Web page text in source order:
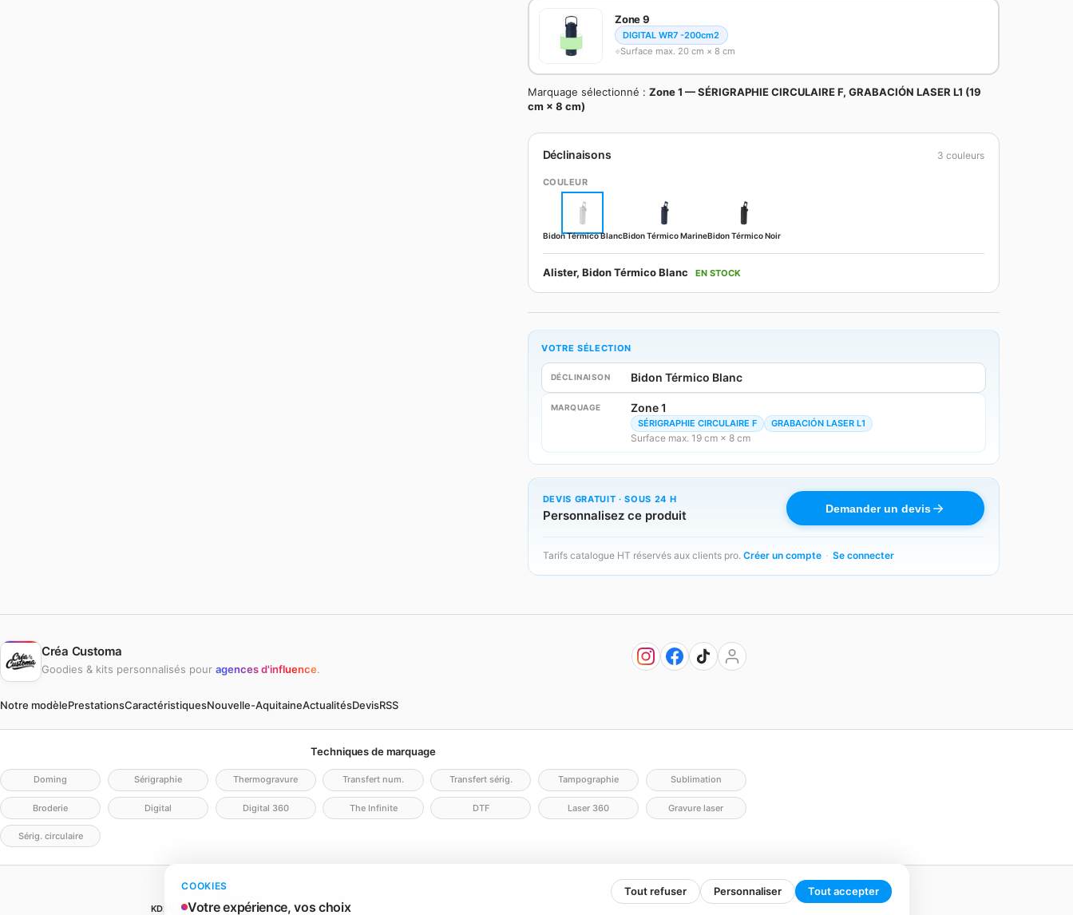
COOKIES
Votre expérience, vos choix
Tout refuser Personnaliser Tout accepter
Zone 9
DIGITAL WR7 -200cm2
Surface max. 20 cm × 8 cm
Marquage sélectionné :Zone 1 — SÉRIGRAPHIE CIRCULAIRE F, GRABACIÓN LASER L1 (19
cm × 8 cm)
Déclinaisons 3 couleurs
COULEUR
Bidon Térmico BlancBidon Térmico MarineBidon Térmico Noir
Alister, Bidon Térmico Blanc EN STOCK
VOTRE SÉLECTION
DÉCLINAISON Bidon Térmico Blanc
MARQUAGE Zone 1
SÉRIGRAPHIE CIRCULAIRE F GRABACIÓN LASER L1
Surface max. 19 cm × 8 cm
DEVIS GRATUIT · SOUS 24 H
Personnalisez ce produit Demander un devis
Tarifs catalogue HT réservés aux clients pro. Créer un compte · Se connecter
Créa Customa
Goodies & kits personnalisés pour agences d'influence.
Notre modèlePrestationsCaractéristiquesNouvelle-AquitaineActualitésDevisRSS
Techniques de marquage
Doming Sérigraphie Thermogravure Transfert num. Transfert sérig. Tampographie Sublimation
Broderie Digital Digital 360 The Infinite DTF Laser 360 Gravure laser
Sérig. circulaire
Mentions légales
KD2V SIGNA & EVENTA(MEILLEURECOMMUNICATION.COM - KD2V) — SAS, société par actions simplifiée